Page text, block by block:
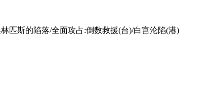
匹斯的陷落/全面攻占:倒数救援(台)/白宫沦陷(港)